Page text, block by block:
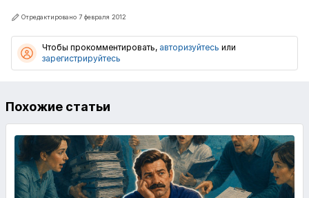
Отредактировано 7 февраля 2012
Чтобы прокомментировать, авторизуйтесь или
зарегистрируйтесь
Похожие статьи